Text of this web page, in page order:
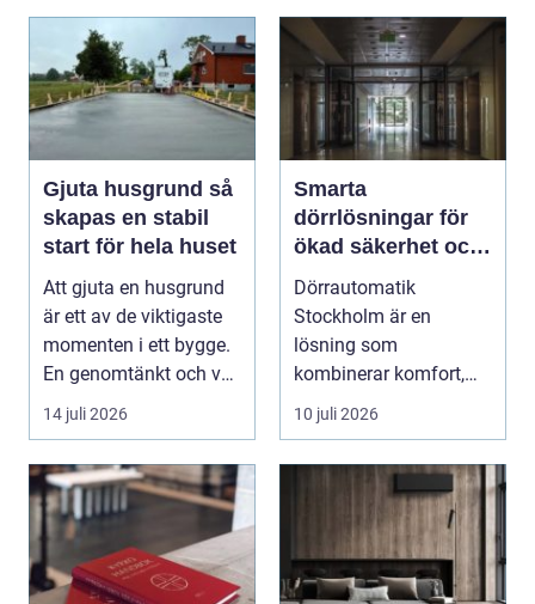
Gjuta husgrund så
skapas en stabil
start för hela huset
Att gjuta en husgrund
är ett av de viktigaste
momenten i ett bygge.
En genomtänkt och väl
utförd gru...
14 juli 2026
Smarta
dörrlösningar för
ökad säkerhet och
komfort
Dörrautomatik
Stockholm är en
lösning som
kombinerar komfort,
säkerhet och tillg...
10 juli 2026